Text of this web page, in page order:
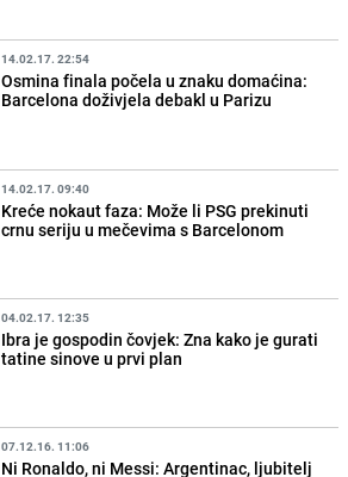
14.02.17. 22:54
Osmina finala počela u znaku domaćina:
Barcelona doživjela debakl u Parizu
14.02.17. 09:40
Kreće nokaut faza: Može li PSG prekinuti
crnu seriju u mečevima s Barcelonom
04.02.17. 12:35
Ibra je gospodin čovjek: Zna kako je gurati
tatine sinove u prvi plan
07.12.16. 11:06
Ni Ronaldo, ni Messi: Argentinac, ljubitelj